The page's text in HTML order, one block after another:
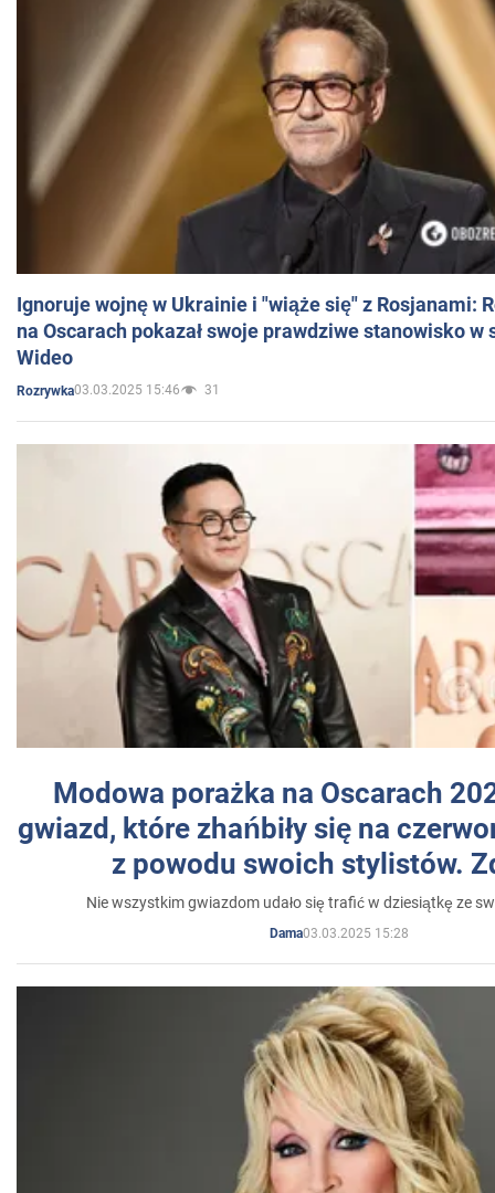
Ignoruje wojnę w Ukrainie i "wiąże się" z Rosjanami:
na Oscarach pokazał swoje prawdziwe stanowisko w
Wideo
Rozrywka03.03.2025 15:46 31
Modowa porażka na Oscarach
gwiazd, które zhańbiły się na
z powodu swoich stylistów.
Nie wszystkim gwiazdom udało się trafić w dziesiątkę ze
Dama03.03.2025 15:28